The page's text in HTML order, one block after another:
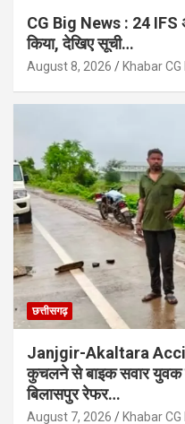
CG Big News : 24 IFS
किया, देखिए सूची…
August 8, 2026 Khabar
छत्तीसगढ़
Janjgir-Akaltara
कुचलने से बाइक सवार युवक
बिलासपुर रेफर…
August 7, 2026 Khabar